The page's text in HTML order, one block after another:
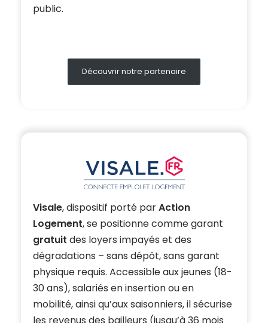
public.
Découvrir notre partenaire
Visale, dispositif porté parAction
Logement, se positionne comme garant
gratuit des loyers impayés et des
dégradations – sans dépôt, sans garant
physique requis. Accessible aux jeunes (18-
30 ans), salariés en insertion ou en
mobilité, ainsi qu’aux saisonniers, il sécurise
les revenus des bailleurs (jusqu’à 36 mois